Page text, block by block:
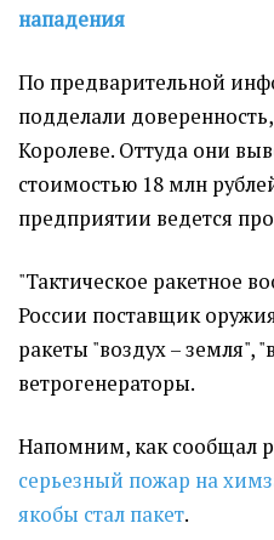
нападения
По предварительной
подделали
Королеве. Оттуда они
стоимостью 18 млн
предприятии ведется
"Тактическое ракетное
России поставщик
ракеты "воздух – земля",
ветрогенераторы.
Напомним, как сообщал
серьезный пожар на
якобы стал пакет.